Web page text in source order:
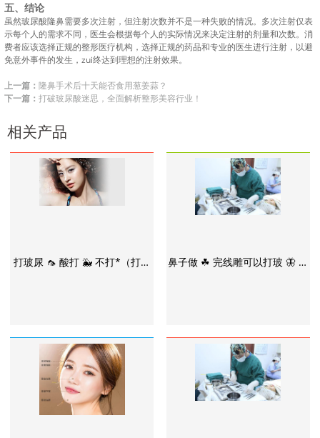
五、结论
虽然玻尿酸隆鼻需要多次注射，但注射次数并不是一种失败的情况。多次注射仅表
示每个人的需求不同，医生会根据每个人的实际情况来决定注射的剂量和次数。消
费者应该选择正规的整形医疗机构，选择正规的药品和专业的医生进行注射，以避
免意外事件的发生，zui终达到理想的注射效果。
上一篇： 隆鼻手术后十天能否食用葱姜蒜？
下一篇： 打破玻尿酸迷思，全面解析整形美容行业！
相关产品
打玻尿 🦟 酸打 🐳 不打*（打玻
鼻子做 ☘ 完线雕可以打玻 🦋 尿